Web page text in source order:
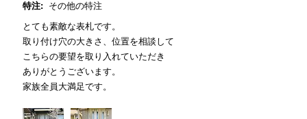
特注:
その他の特注
とても素敵な表札です。
取り付け穴の大きさ、位置を相談して
こちらの要望を取り入れていただき
ありがとうございます。
家族全員大満足です。